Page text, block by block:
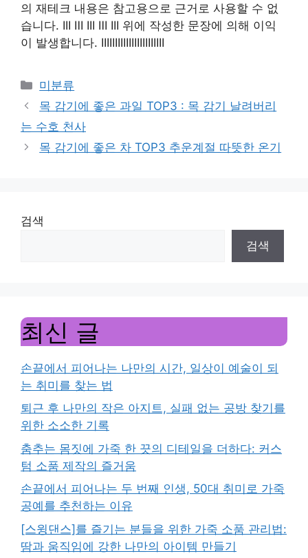
의 재테크 내용은 참고용으로 근거로 사용할 수 없
습니다. III Ⅲ III Ⅲ III 위에 작성한 문장에 의해 이익
이 발생합니다. IIIIIIIIIIIIIIIIIIIIIII
Categories
미분류
목 감기에 좋은 과일 TOP3 : 목 감기 날려버리
는 수호 천사
목 감기에 좋은 차 TOP3 추운계절 따뜻한 온기
검색
검색
최신 글
손끝에서 피어나는 나만의 시간, 일상이 예술이 되
는 취미를 찾는 법
퇴근 후 나만의 작은 아지트, 실패 없는 공방 찾기를
위한 소소한 기록
춤추는 몸짓에 가죽 한 끗의 디테일을 더하다: 커스
텀 소품 제작의 즐거움
손끝에서 피어나는 두 번째 인생, 50대 취미로 가죽
공예를 추천하는 이유
[스윙댄스]를 즐기는 분들을 위한 가죽 소품 관리법:
땀과 움직임에 강한 나만의 아이템 만들기